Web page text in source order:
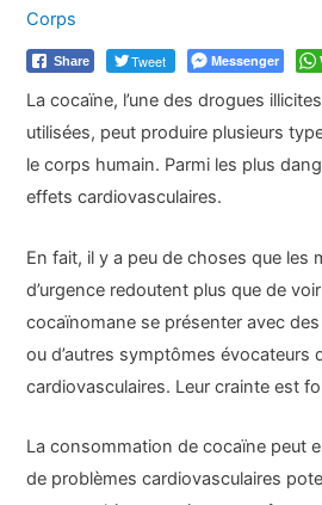
Corps
Share Tweet Messenger
La cocaïne, l’une des drogues
utilisées, peut produire plusieurs
le corps humain. Parmi les plus
effets cardiovasculaires.
En fait, il y a peu de choses que les
d’urgence redoutent plus que de
cocaïnomane se présenter avec
ou d’autres symptômes évocateurs
cardiovasculaires. Leur crainte est
La consommation de cocaïne peut
de problèmes cardiovasculaires